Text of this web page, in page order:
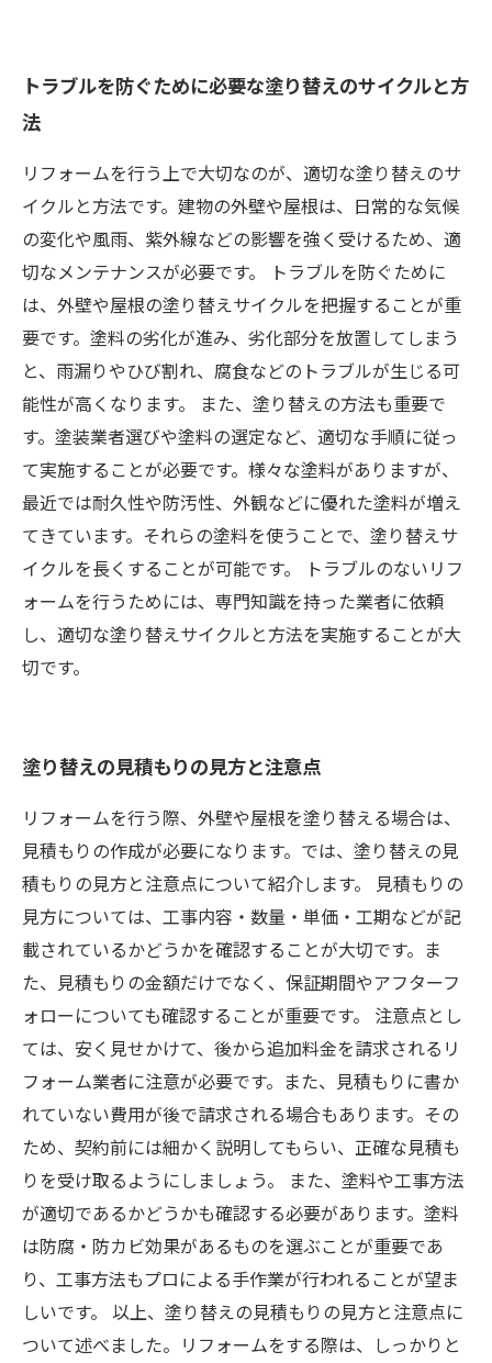
トラブルを防ぐために必要な塗り替えのサイクルと方
法
リフォームを行う上で大切なのが、適切な塗り替えのサ
イクルと方法です。建物の外壁や屋根は、日常的な気候
の変化や風雨、紫外線などの影響を強く受けるため、適
切なメンテナンスが必要です。 トラブルを防ぐために
は、外壁や屋根の塗り替えサイクルを把握することが重
要です。塗料の劣化が進み、劣化部分を放置してしまう
と、雨漏りやひび割れ、腐食などのトラブルが生じる可
能性が高くなります。 また、塗り替えの方法も重要で
す。塗装業者選びや塗料の選定など、適切な手順に従っ
て実施することが必要です。様々な塗料がありますが、
最近では耐久性や防汚性、外観などに優れた塗料が増え
てきています。それらの塗料を使うことで、塗り替えサ
イクルを長くすることが可能です。 トラブルのないリフ
ォームを行うためには、専門知識を持った業者に依頼
し、適切な塗り替えサイクルと方法を実施することが大
切です。
塗り替えの見積もりの見方と注意点
リフォームを行う際、外壁や屋根を塗り替える場合は、
見積もりの作成が必要になります。では、塗り替えの見
積もりの見方と注意点について紹介します。 見積もりの
見方については、工事内容・数量・単価・工期などが記
載されているかどうかを確認することが大切です。ま
た、見積もりの金額だけでなく、保証期間やアフターフ
ォローについても確認することが重要です。 注意点とし
ては、安く見せかけて、後から追加料金を請求されるリ
フォーム業者に注意が必要です。また、見積もりに書か
れていない費用が後で請求される場合もあります。その
ため、契約前には細かく説明してもらい、正確な見積も
りを受け取るようにしましょう。 また、塗料や工事方法
が適切であるかどうかも確認する必要があります。塗料
は防腐・防カビ効果があるものを選ぶことが重要であ
り、工事方法もプロによる手作業が行われることが望ま
しいです。 以上、塗り替えの見積もりの見方と注意点に
ついて述べました。リフォームをする際は、しっかりと